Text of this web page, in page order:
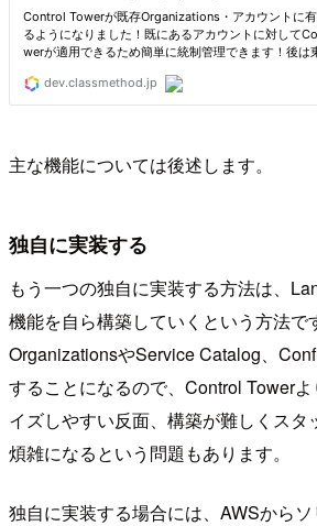
主な機能については後述します。
独自に実装する
もう一つの独自に実装する方法は、
機能を自ら構築していくという方法で
OrganizationsやService Catalog、
することになるので、Control Tower
イズしやすい反面、構築が難しくスタ
煩雑になるという問題もあります。
独自に実装する場合には、AWSから